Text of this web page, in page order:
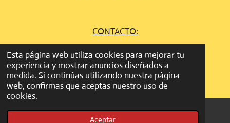
Esta página web utiliza cookies para mejorar tu
experiencia y mostrar anuncios diseñados a
medida. Si continúas utilizando nuestra página
web, confirmas que aceptas nuestro uso de
cookies.
Aceptar
B
O
K
S
A
P
P
R
A
M
CONTACTO:
gestion.dosfmradio@gmail.com
©Todos los derechos son reservados
2022 - 2023 DOS FM
RADIO